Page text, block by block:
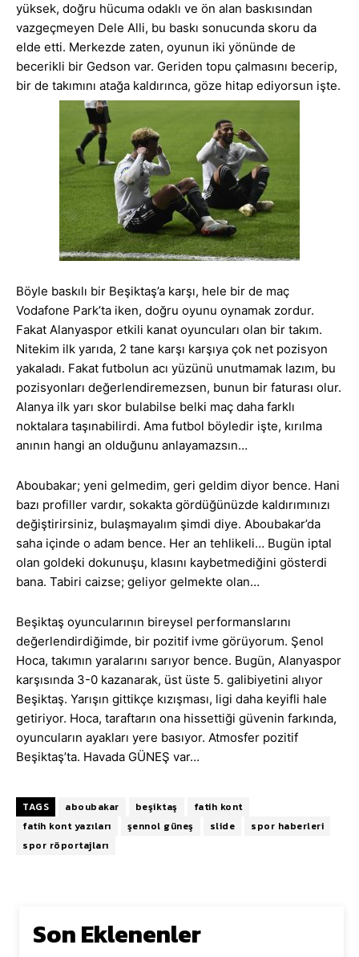
yüksek, doğru hücuma odaklı ve ön alan baskısından
vazgeçmeyen Dele Alli, bu baskı sonucunda skoru da
elde etti. Merkezde zaten, oyunun iki yönünde de
becerikli bir Gedson var. Geriden topu çalmasını becerip,
bir de takımını atağa kaldırınca, göze hitap ediyorsun işte.
Böyle baskılı bir Beşiktaş’a karşı, hele bir de maç
Vodafone Park’ta iken, doğru oyunu oynamak zordur.
Fakat Alanyaspor etkili kanat oyuncuları olan bir takım.
Nitekim ilk yarıda, 2 tane karşı karşıya çok net pozisyon
yakaladı. Fakat futbolun acı yüzünü unutmamak lazım, bu
pozisyonları değerlendiremezsen, bunun bir faturası olur.
Alanya ilk yarı skor bulabilse belki maç daha farklı
noktalara taşınabilirdi. Ama futbol böyledir işte, kırılma
anının hangi an olduğunu anlayamazsın…
Aboubakar; yeni gelmedim, geri geldim diyor bence. Hani
bazı profiller vardır, sokakta gördüğünüzde kaldırımınızı
değiştirirsiniz, bulaşmayalım şimdi diye. Aboubakar’da
saha içinde o adam bence. Her an tehlikeli… Bugün iptal
olan goldeki dokunuşu, klasını kaybetmediğini gösterdi
bana. Tabiri caizse; geliyor gelmekte olan…
Beşiktaş oyuncularının bireysel performanslarını
değerlendirdiğimde, bir pozitif ivme görüyorum. Şenol
Hoca, takımın yaralarını sarıyor bence. Bugün, Alanyaspor
karşısında 3-0 kazanarak, üst üste 5. galibiyetini alıyor
Beşiktaş. Yarışın gittikçe kızışması, ligi daha keyifli hale
getiriyor. Hoca, taraftarın ona hissettiği güvenin farkında,
oyuncuların ayakları yere basıyor. Atmosfer pozitif
Beşiktaş’ta. Havada GÜNEŞ var…
TAGS aboubakar beşiktaş
fatih kont
fatih kont yazıları
şennol güneş slide
spor haberleri
spor röportajları
Son Eklenenler